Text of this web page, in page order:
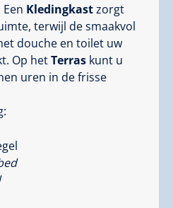
Een Kledingkastzorgt
terwijl de smaakvol
douche en toilet uw
Op hetTerras kunt u
uren in de frisse